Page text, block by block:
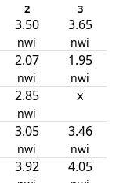
2 3
3.50
nwi
3.65
nwi
2.07
nwi
1.95
nwi
2.85
nwi
x
3.05
nwi
3.46
nwi
3.92 4.05